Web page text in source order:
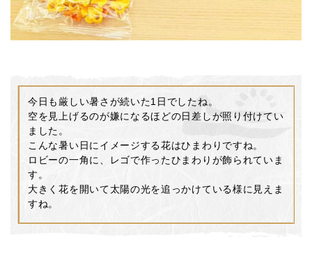
今日も厳しい暑さが続いた1日でしたね。
空を見上げるのが嫌になるほどの日差しが照り付けてい
ました。
こんな暑い日にイメージする花はひまわりですね。
ロビーの一角に、レゴで作ったひまわりが飾られていま
す。
大きく花を開いて太陽の光を追っかけている様に見えま
すね。